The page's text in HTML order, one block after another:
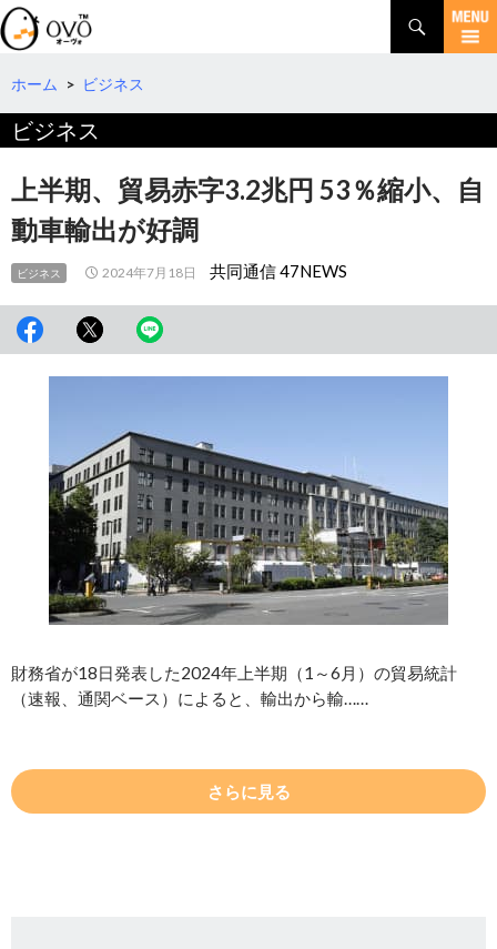
検
索
コ
テ
へ
動
ホーム > ビジネス
ビジネス
上半期、貿易赤字3.2兆円 53％縮小、自
動車輸出が好調
ビジネス 2024年7月18日 共同通信 47NEWS
財務省が18日発表した2024年上半期（1～6月）の貿易統計
（速報、通関ベース）によると、輸出から輸……
さらに見る